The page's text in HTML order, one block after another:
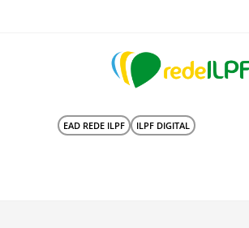
EAD REDE ILPF ILPF DIGITAL